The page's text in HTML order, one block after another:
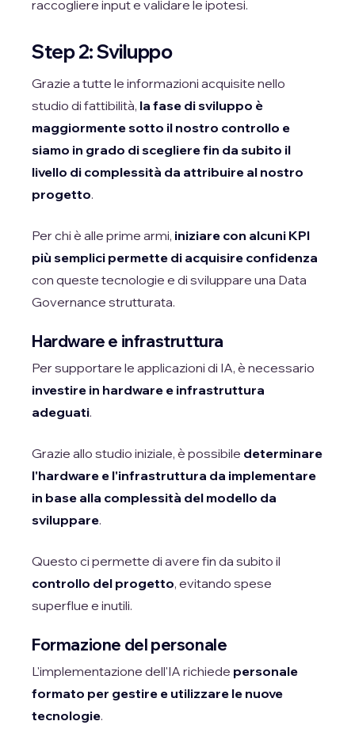
raccogliere input e validare le ipotesi.
Step 2: Sviluppo
Grazie a tutte le informazioni acquisite nello
studio di fattibilità, la fase di sviluppo è
maggiormente sotto il nostro controllo e
siamo in grado di scegliere fin da subito il
livello di complessità da attribuire al nostro
progetto.
Per chi è alle prime armi, iniziare con alcuni KPI
più semplici permette di acquisire confidenza
con queste tecnologie e di sviluppare una Data
Governance strutturata.
Hardware e infrastruttura
Per supportare le applicazioni di IA, è necessario
investire in hardware e infrastruttura
adeguati.
Grazie allo studio iniziale, è possibile determinare
l'hardware e l'infrastruttura da implementare
in base alla complessità del modello da
sviluppare.
Questo ci permette di avere fin da subito il
controllo del progetto, evitando spese
superflue e inutili.
Formazione del personale
L'implementazione dell'IA richiede personale
formato per gestire e utilizzare le nuove
tecnologie.